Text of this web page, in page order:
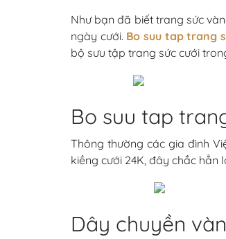
Như bạn đã biết trang sức
ngày cưới. Bo suu tap trang
bộ sưu tập trang sức cưới
Bo suu tap
Thông thường các gia đình
kiềng cưới 24K, đây chắc
Dây chuyền